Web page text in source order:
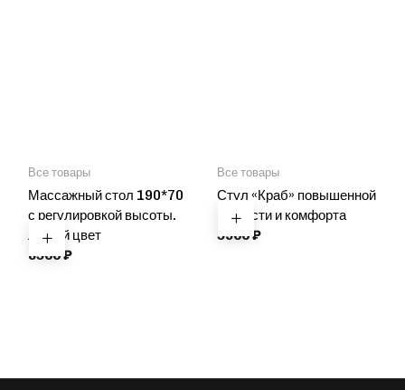
Все товары
Массажный стол 190*70
с регулировкой высоты.
Любой цвет
8500₽
Все товары
Стул «Краб» повышенной
мягкости и комфорта
5900₽